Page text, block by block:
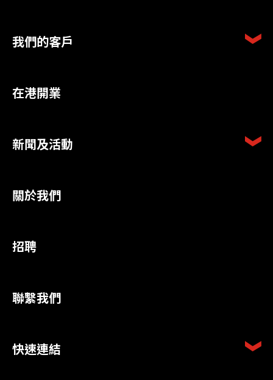
我們的客戶
在港開業
新聞及活動
關於我們
招聘
聯繫我們
快速連結